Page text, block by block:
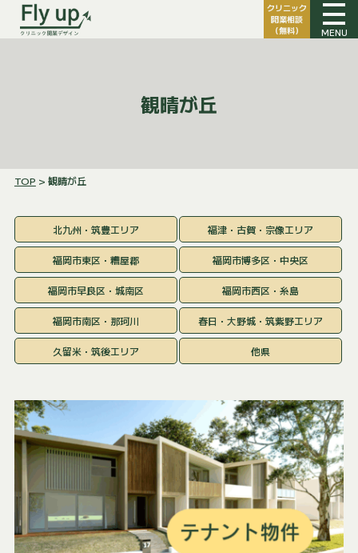
クリニック
開業相談
（無料）
MENU
観晴が丘
TOP > 観晴が丘
北九州・筑豊エリア 福津・古賀・宗像エリア
福岡市東区・糟屋郡 福岡市博多区・中央区
福岡市早良区・城南区 福岡市西区・糸島
福岡市南区・那珂川 春日・大野城・筑紫野エリア
久留米・筑後エリア 他県